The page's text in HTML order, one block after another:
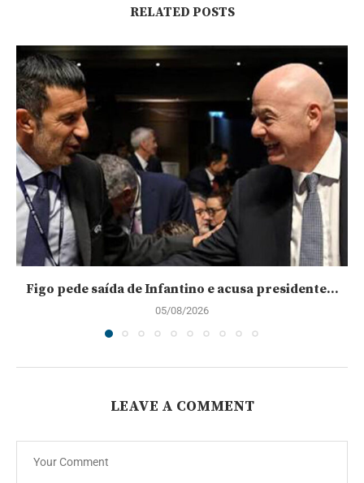
RELATED POSTS
Figo pede saída de Infantino e acusa presidente...
05/08/2026
LEAVE A COMMENT